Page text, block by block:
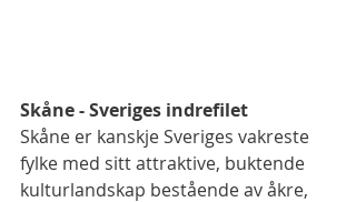
Skåne - Sveriges indrefilet
Skåne er kanskje Sveriges vakreste
fylke med sitt attraktive, buktende
kulturlandskap bestående av åkre,